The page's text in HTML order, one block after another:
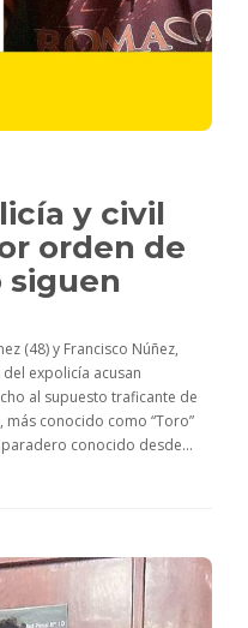
y civil
orden de
siguen
(48) y Francisco Núñez,
expolicía acusan
al supuesto traficante de
conocido como “Toro”
conocido desde...